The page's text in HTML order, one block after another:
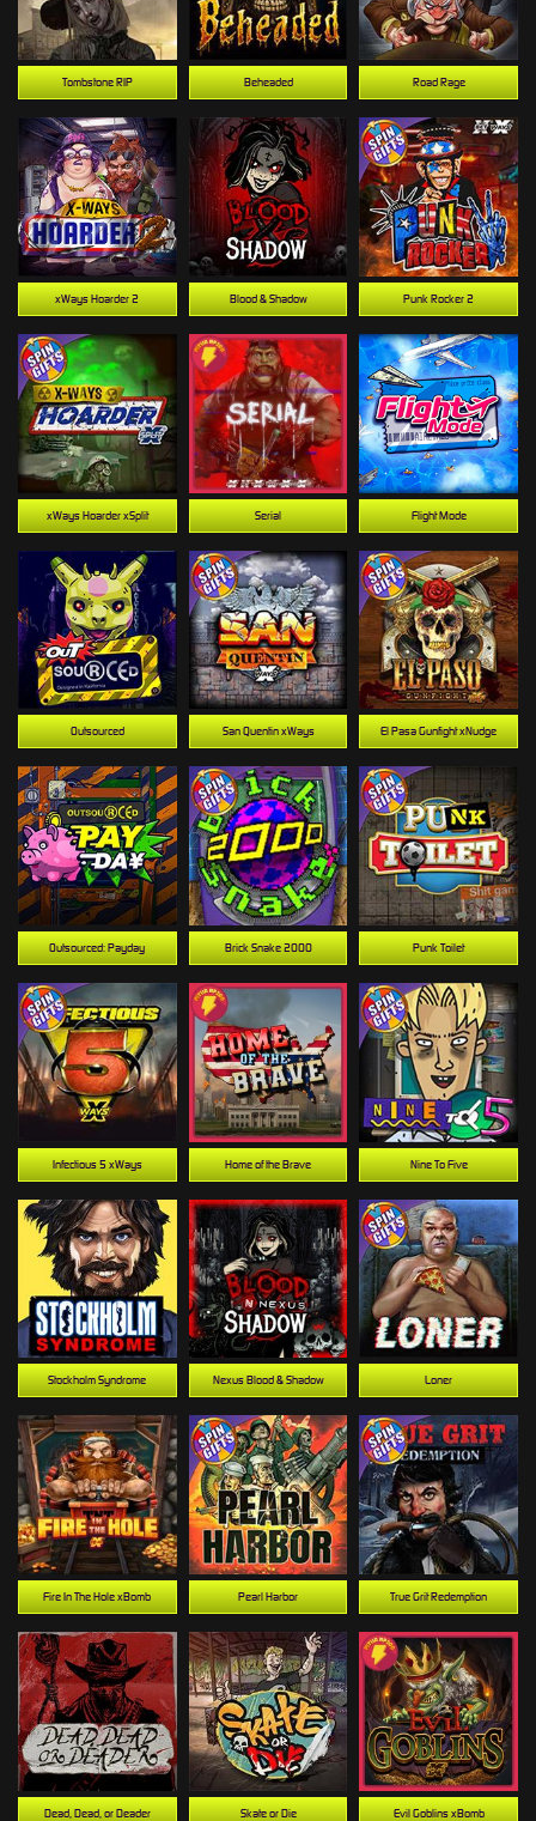
Nexus Blood & Shadow
Dead, Dead, or Deader
Home of the Brave
Blood & Shadow
Skate or Die
Stockholm Syndrome
Outsourced
Punk Rocker 2
Beheaded
Loner
Tombstone RIP
Outsourced: Payday
Fire In The Hole xBomb
Road Rage
xWays Hoarder 2
Nine To Five
El Pasa Gunfight xNudge
Brick Snake 2000
Flight Mode
Evil Goblins xBomb
San Quentin xWays
Serial
Punk Toilet
Pearl Harbor
Infectious 5 xWays
True Grit Redemption
xWays Hoarder xSplit